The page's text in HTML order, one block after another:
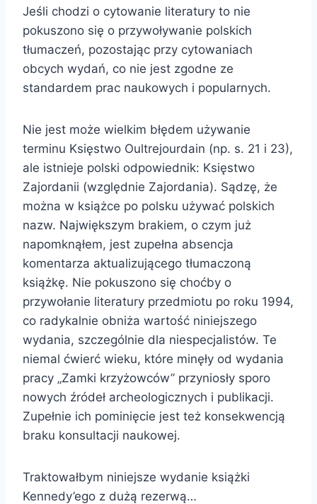
Jeśli chodzi o cytowanie literatury to nie
pokuszono się o przywoływanie polskich
tłumaczeń, pozostając przy cytowaniach
obcych wydań, co nie jest zgodne ze
standardem prac naukowych i popularnych.
Nie jest może wielkim błędem używanie
terminu Księstwo Oultrejourdain (np. s. 21 i 23),
ale istnieje polski odpowiednik: Księstwo
Zajordanii (względnie Zajordania). Sądzę, że
można w książce po polsku używać polskich
nazw. Największym brakiem, o czym już
napomknąłem, jest zupełna absencja
komentarza aktualizującego tłumaczoną
książkę. Nie pokuszono się choćby o
przywołanie literatury przedmiotu po roku 1994,
co radykalnie obniża wartość niniejszego
wydania, szczególnie dla niespecjalistów. Te
niemal ćwierć wieku, które minęły od wydania
pracy „Zamki krzyżowców” przyniosły sporo
nowych źródeł archeologicznych i publikacji.
Zupełnie ich pominięcie jest też konsekwencją
braku konsultacji naukowej.
Traktowałbym niniejsze wydanie książki
Kennedy’ego z dużą rezerwą…